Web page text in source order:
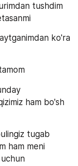
tushdim
ko'ra
ham bo'sh
tugab
ham meni